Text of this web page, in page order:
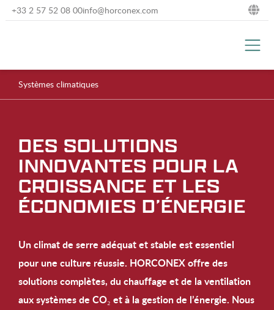
+33 2 57 52 08 00info@horconex.com
Systèmes climatiques
DES SOLUTIONS
INNOVANTES POUR LA
CROISSANCE ET LES
ÉCONOMIES D’ÉNERGIE
Un climat de serre adéquat et stable est essentiel
pour une culture réussie. HORCONEX offre des
solutions complètes, du chauffage et de la ventilation
aux systèmes de CO₂ et à la gestion de l’énergie. Nous